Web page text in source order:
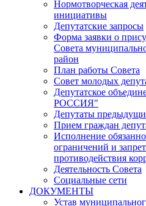
Нормотворческая
инициативы
Депутатские запросы
Форма заявки о
Совета
район
План работы Совета
Совет молодых
Депутатское
РОССИЯ"
Депутаты
Прием граждан
Исполнение
ограничений и
противодействия
Деятельность Совета
Социальные сети
ДОКУМЕНТЫ
Устав